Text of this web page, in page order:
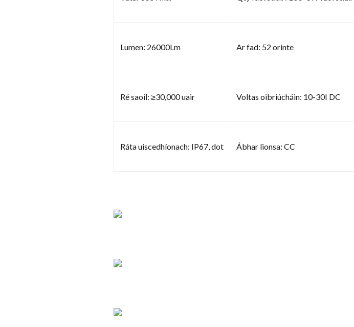
Lumen: 26000Lm Ar fad: 52 orinte
Ré saoil: ≥30,000 uair Voltas oibriúcháin: 10-30I DC
Ráta uiscedhíonach: IP67, dot Ábhar lionsa: CC